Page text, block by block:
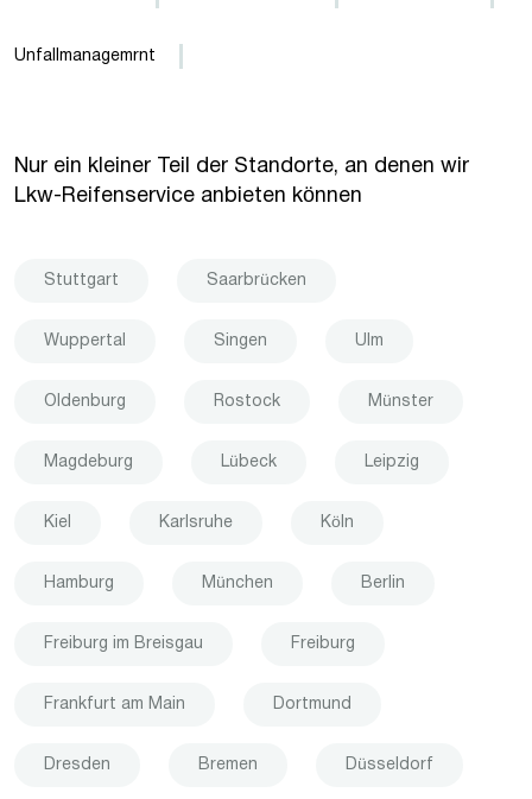
Unfallmanagemrnt
Nur ein kleiner Teil der Standorte, an denen wir
Lkw-Reifenservice anbieten können
Stuttgart Saarbrücken
Wuppertal Singen Ulm
Oldenburg Rostock Münster
Magdeburg Lübeck Leipzig
Kiel Karlsruhe Köln
Hamburg München Berlin
Freiburg im Breisgau Freiburg
Frankfurt am Main Dortmund
Dresden Bremen Düsseldorf